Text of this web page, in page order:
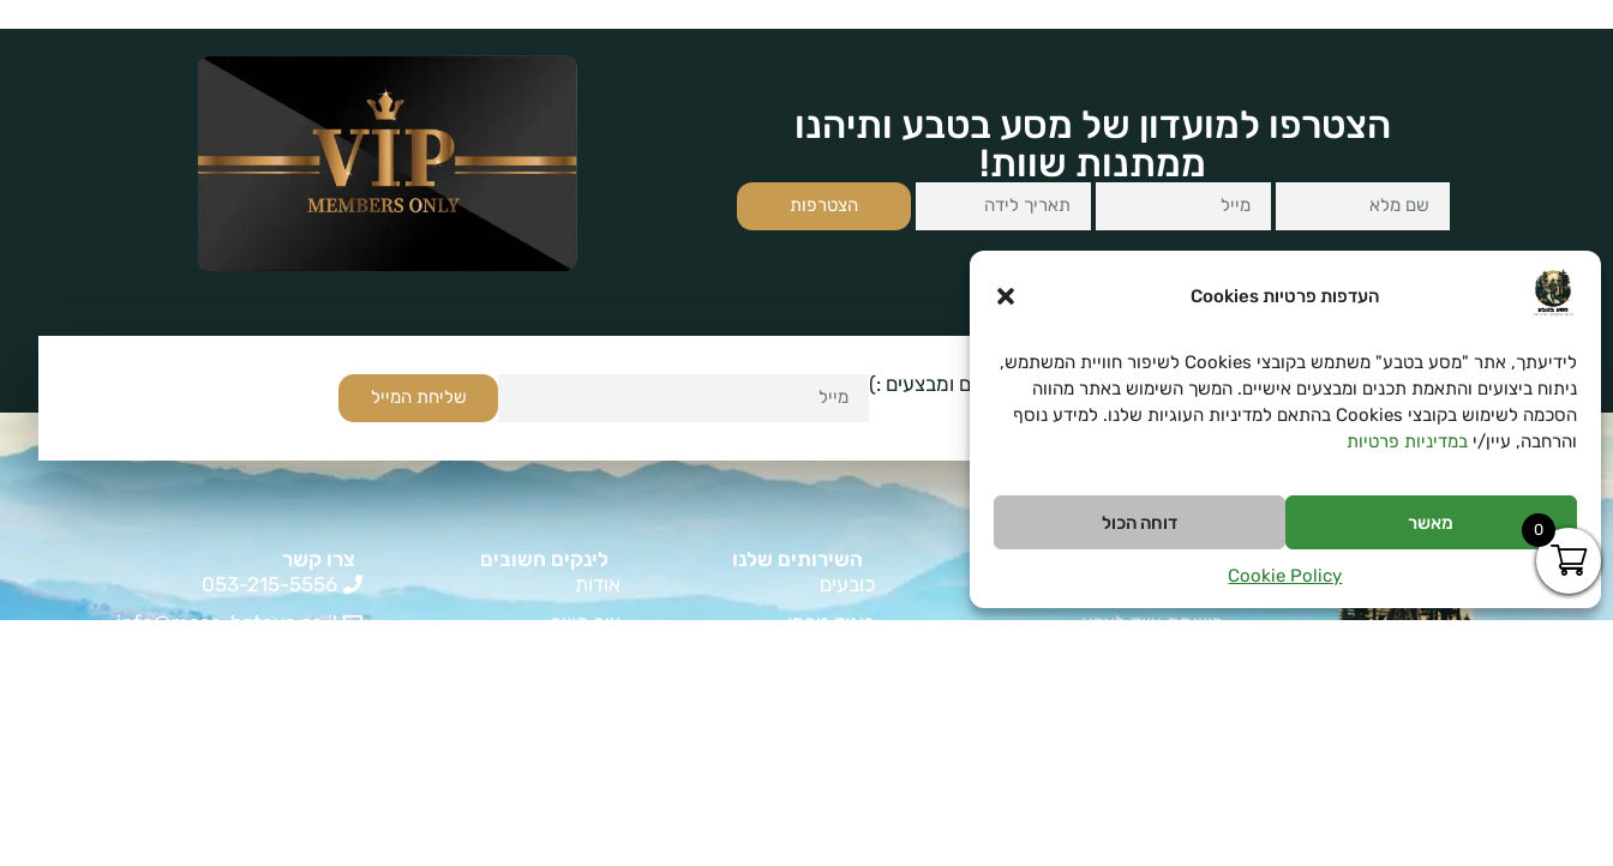
העדפות פרטיות Cookies
לידיעתך, אתר "מסע בטבע" משתמש בקובצי Cookies לשיפור חוויית המשתמש,
ניתוח ביצועים והתאמת תכנים ומבצעים אישיים. המשך השימוש באתר מהווה
הסכמה לשימוש בקובצי Cookies בהתאם למדיניות העוגיות שלנו. למידע נוסף
והרחבה, עיין/יבמדיניות פרטיות
מאשר דוחה הכול
Cookie Policy
הצטרפו למועדון של מסע בטבע ותיהנו
ממתנות שוות!
הצטרפות
הצטרפו לרשימת הניוזלטר שלנו ויהיו הראשונים לקבל עדכונים ומבצעים :)
שליחת המייל
רשימת ציוד לצבא
השירותים שלנו
כובעים
ביגוד טרמי
לינקים חשובים
אודות
צור קשר
צרו קשר
053-215-5556
info@masa-bateva.co.il
0